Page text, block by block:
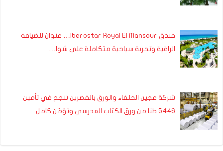
فندق Iberostar Royal El Mansour… عنوان للضيافة
الراقية وتجربة سياحية متكاملة على شوا…
شركة عجين الحلفاء والورق بالقصرين تنجح في تأمين
5446 طنا من ورق الكتاب المدرسي وتؤمّن كامل…